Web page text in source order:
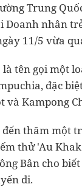
Trung
Doanh nhân
11/5 vừa
tên gọi một
đặc
Kampong
thăm một
thử 'Au
Bân cho
đi.